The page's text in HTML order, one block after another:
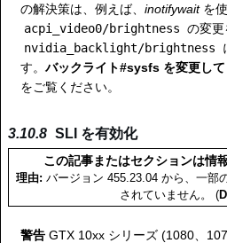
の解決策は、例えば、 inotifywaitを
acpi_video0/brightness の変
nvidia_backlight/brightness
す。 バックライト#sysfs を変更し
をご覧ください。
SLI を有効化
この記事またはセクションは情
理由: バージョン 455.23.04 から、一部
されていません。 (
警告 GTX 10xx シリーズ (1080、